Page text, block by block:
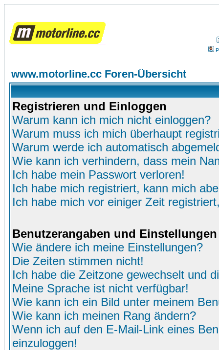
www.motorline.cc Foren-Übersicht
Registrieren und Einloggen
Warum kann ich mich nicht einloggen?
Warum muss ich mich überhaupt
Warum werde ich automatisch
Wie kann ich verhindern, dass mein
Ich habe mein Passwort verloren!
Ich habe mich registriert, kann mich
Ich habe mich vor einiger Zeit
Benutzerangaben und Einstellungen
Wie ändere ich meine Einstellungen?
Die Zeiten stimmen nicht!
Ich habe die Zeitzone gewechselt und
Meine Sprache ist nicht verfügbar!
Wie kann ich ein Bild unter meinem
Wie kann ich meinen Rang ändern?
Wenn ich auf den E-Mail-Link eines
einzuloggen!